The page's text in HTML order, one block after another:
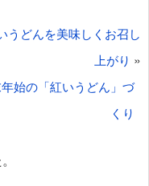
うどんを美味しくお召し
上がり »
始の「紅いうどん」づ
くり